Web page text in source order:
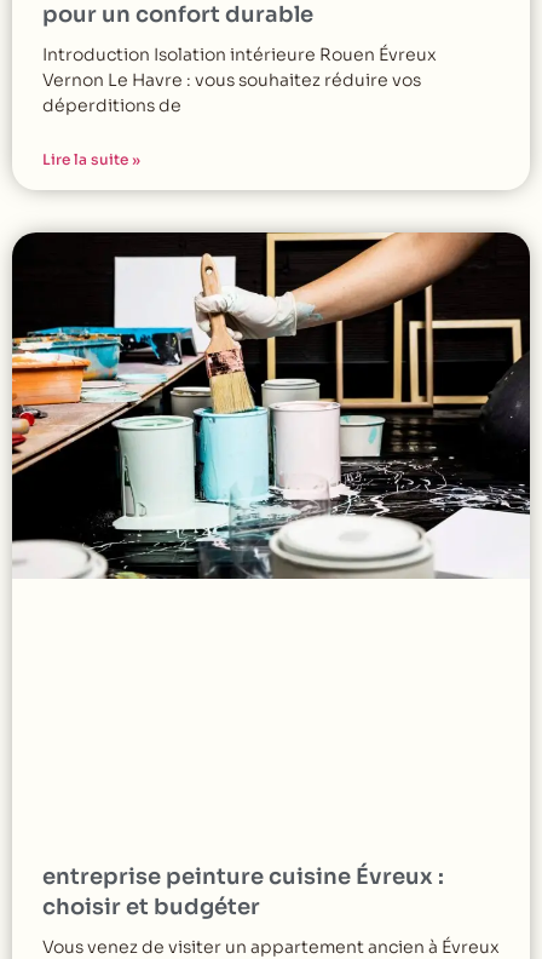
pour un confort durable
Introduction Isolation intérieure Rouen Évreux
Vernon Le Havre : vous souhaitez réduire vos
déperditions de
Lire la suite »
entreprise peinture cuisine Évreux :
choisir et budgéter
Vous venez de visiter un appartement ancien à Évreux